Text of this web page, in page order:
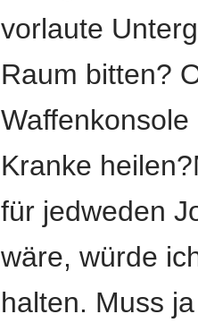
vorlaute
Raum bitten?
Kranke
für jedweden
wäre, würde
halten. Muss